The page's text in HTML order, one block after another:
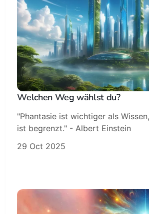
Welchen Weg wählst du?
"Phantasie ist wichtiger als
ist begrenzt." - Albert Einstein
29 Oct 2025